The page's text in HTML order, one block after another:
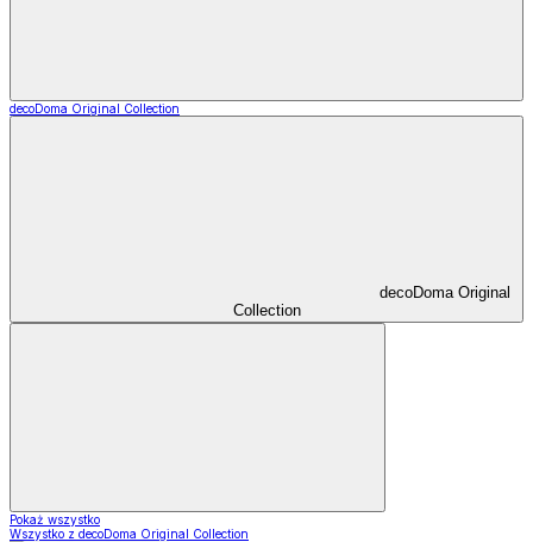
decoDoma Original Collection
decoDoma Original
Collection
Pokaż wszystko
Wszystko z decoDoma Original Collection